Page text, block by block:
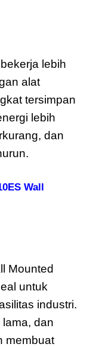
lebih
alat
tersimpan
lebih
dan
Wall
Mounted
untuk
industri.
dan
membuat